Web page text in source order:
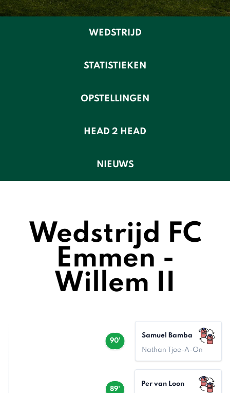
WEDSTRIJD
STATISTIEKEN
OPSTELLINGEN
HEAD 2 HEAD
NIEUWS
Wedstrijd FC
Emmen -
Willem II
90'
Samuel Bamba
Nathan Tjoe-A-On
89'
Per van Loon